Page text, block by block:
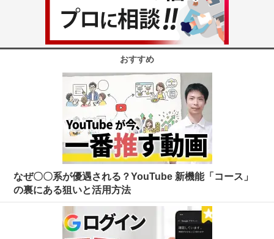
おすすめ
なぜ〇〇系が優遇される？YouTube 新機能「コース」
の裏にある狙いと活用方法